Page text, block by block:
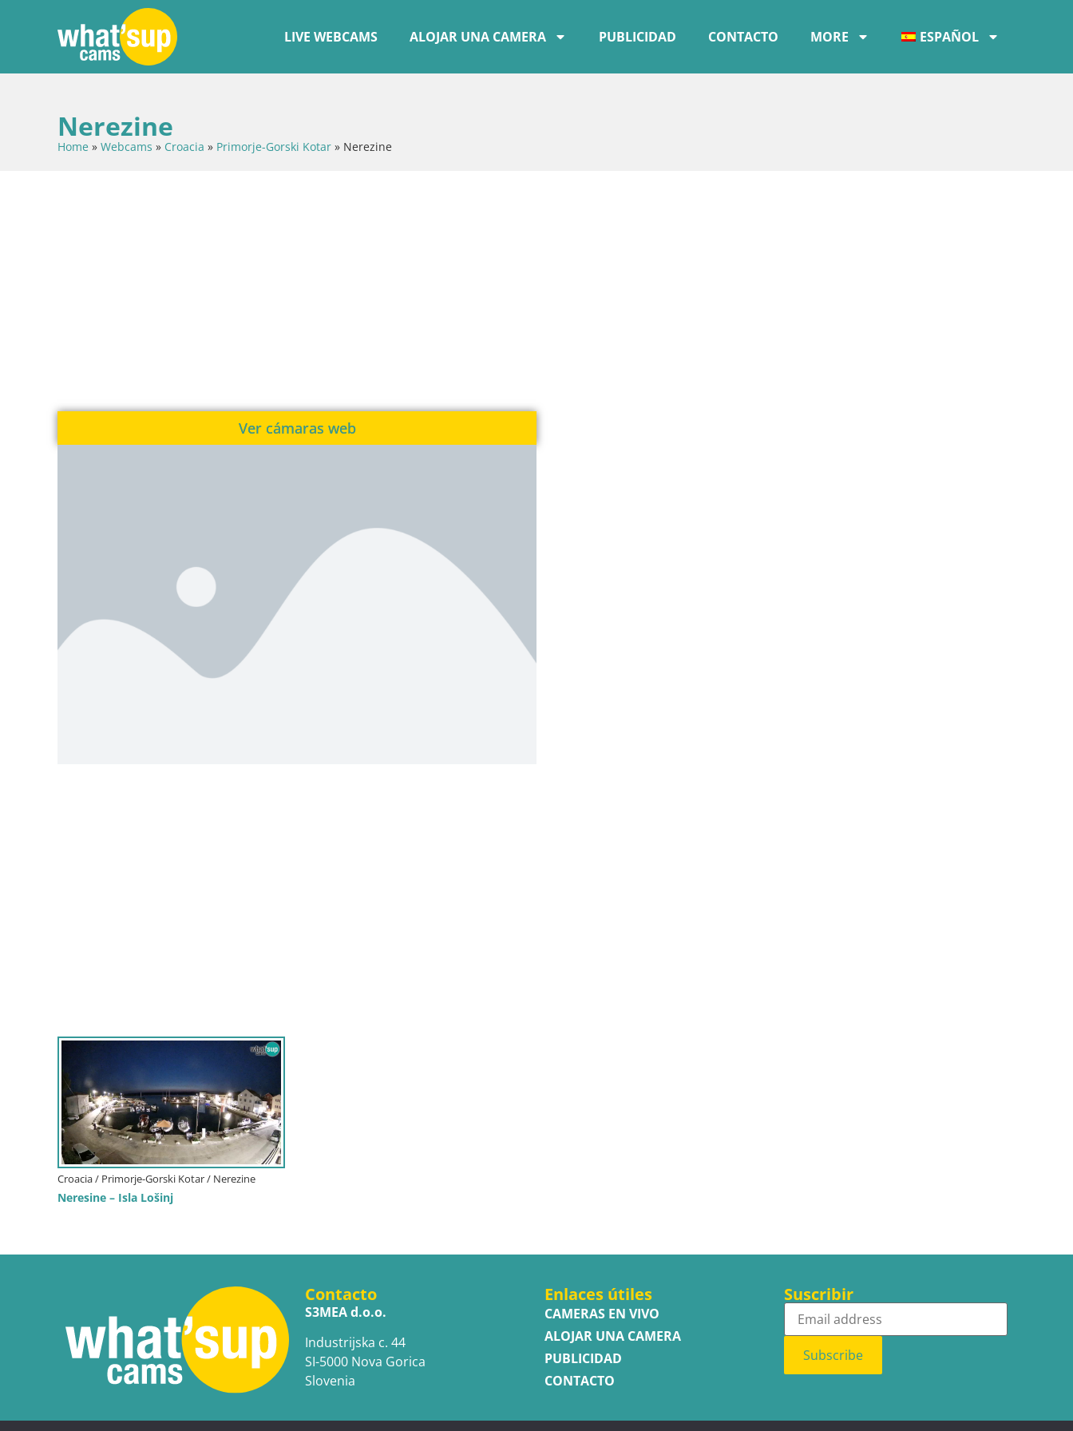
LIVE WEBCAMS ALOJAR UNA CAMERA PUBLICIDAD CONTACTO MORE ESPAÑOL
Nerezine
Home » Webcams » Croacia » Primorje-Gorski Kotar » Nerezine
Ver cámaras web
Croacia / Primorje-Gorski Kotar / Nerezine
Neresine – Isla Lošinj
Contacto
S3MEA d.o.o.
Industrijska c. 44
SI-5000 Nova Gorica
Slovenia
Enlaces útiles
CAMERAS EN VIVO
ALOJAR UNA CAMERA
PUBLICIDAD
CONTACTO
Suscribir
Subscribe